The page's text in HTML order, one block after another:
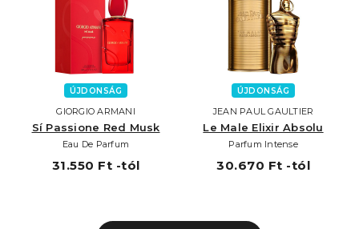
ÚJDONSÁG
GIORGIO ARMANI
Sí Passione Red Musk
Eau De Parfum
31.550 Ft -tól
ÚJDONSÁG
JEAN PAUL GAULTIER
Le Male Elixir Absolu
Parfum Intense
30.670 Ft -tól